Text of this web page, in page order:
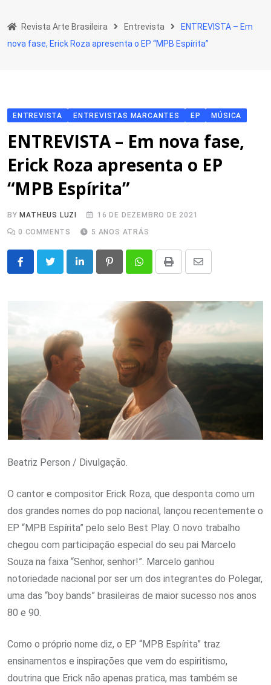
to
content
Revista Arte Brasileira Entrevista
ENTREVISTA – Em
nova fase, Erick Roza apresenta o EP “MPB Espírita”
ENTREVISTA ENTREVISTAS MARCANTES EP MÚSICA
ENTREVISTA – Em nova fase,
Erick Roza apresenta o EP
“MPB Espírita”
BY MATHEUS LUZI
16 DE DEZEMBRO DE 2021
0 COMMENTS 5 ANOS ATRÁS
LinkedIn PinterestWhatsappPrint
Share
Email
Beatriz Person / Divulgação.
O cantor e compositor Erick Roza, que desponta como um
dos grandes nomes do pop nacional, lançou recentemente o
EP “MPB Espírita” pelo selo Best Play. O novo trabalho
chegou com participação especial do seu pai Marcelo
Souza na faixa “Senhor, senhor!”. Marcelo ganhou
notoriedade nacional por ser um dos integrantes do Polegar,
uma das “boy bands” brasileiras de maior sucesso nos anos
80 e 90.
Como o próprio nome diz, o EP “MPB Espírita” traz
ensinamentos e inspirações que vem do espiritismo,
doutrina que Erick não apenas pratica, mas também se